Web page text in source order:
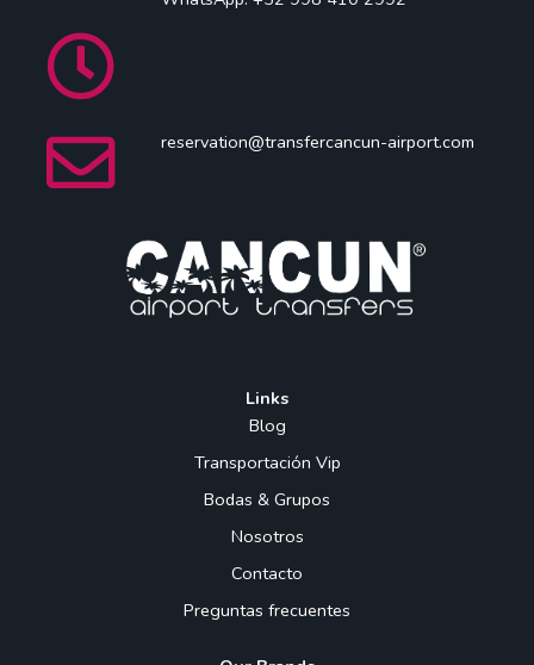
reservation@transfercancun-airport.com
Links
Blog
Transportación Vip
Bodas & Grupos
Nosotros
Contacto
Preguntas frecuentes